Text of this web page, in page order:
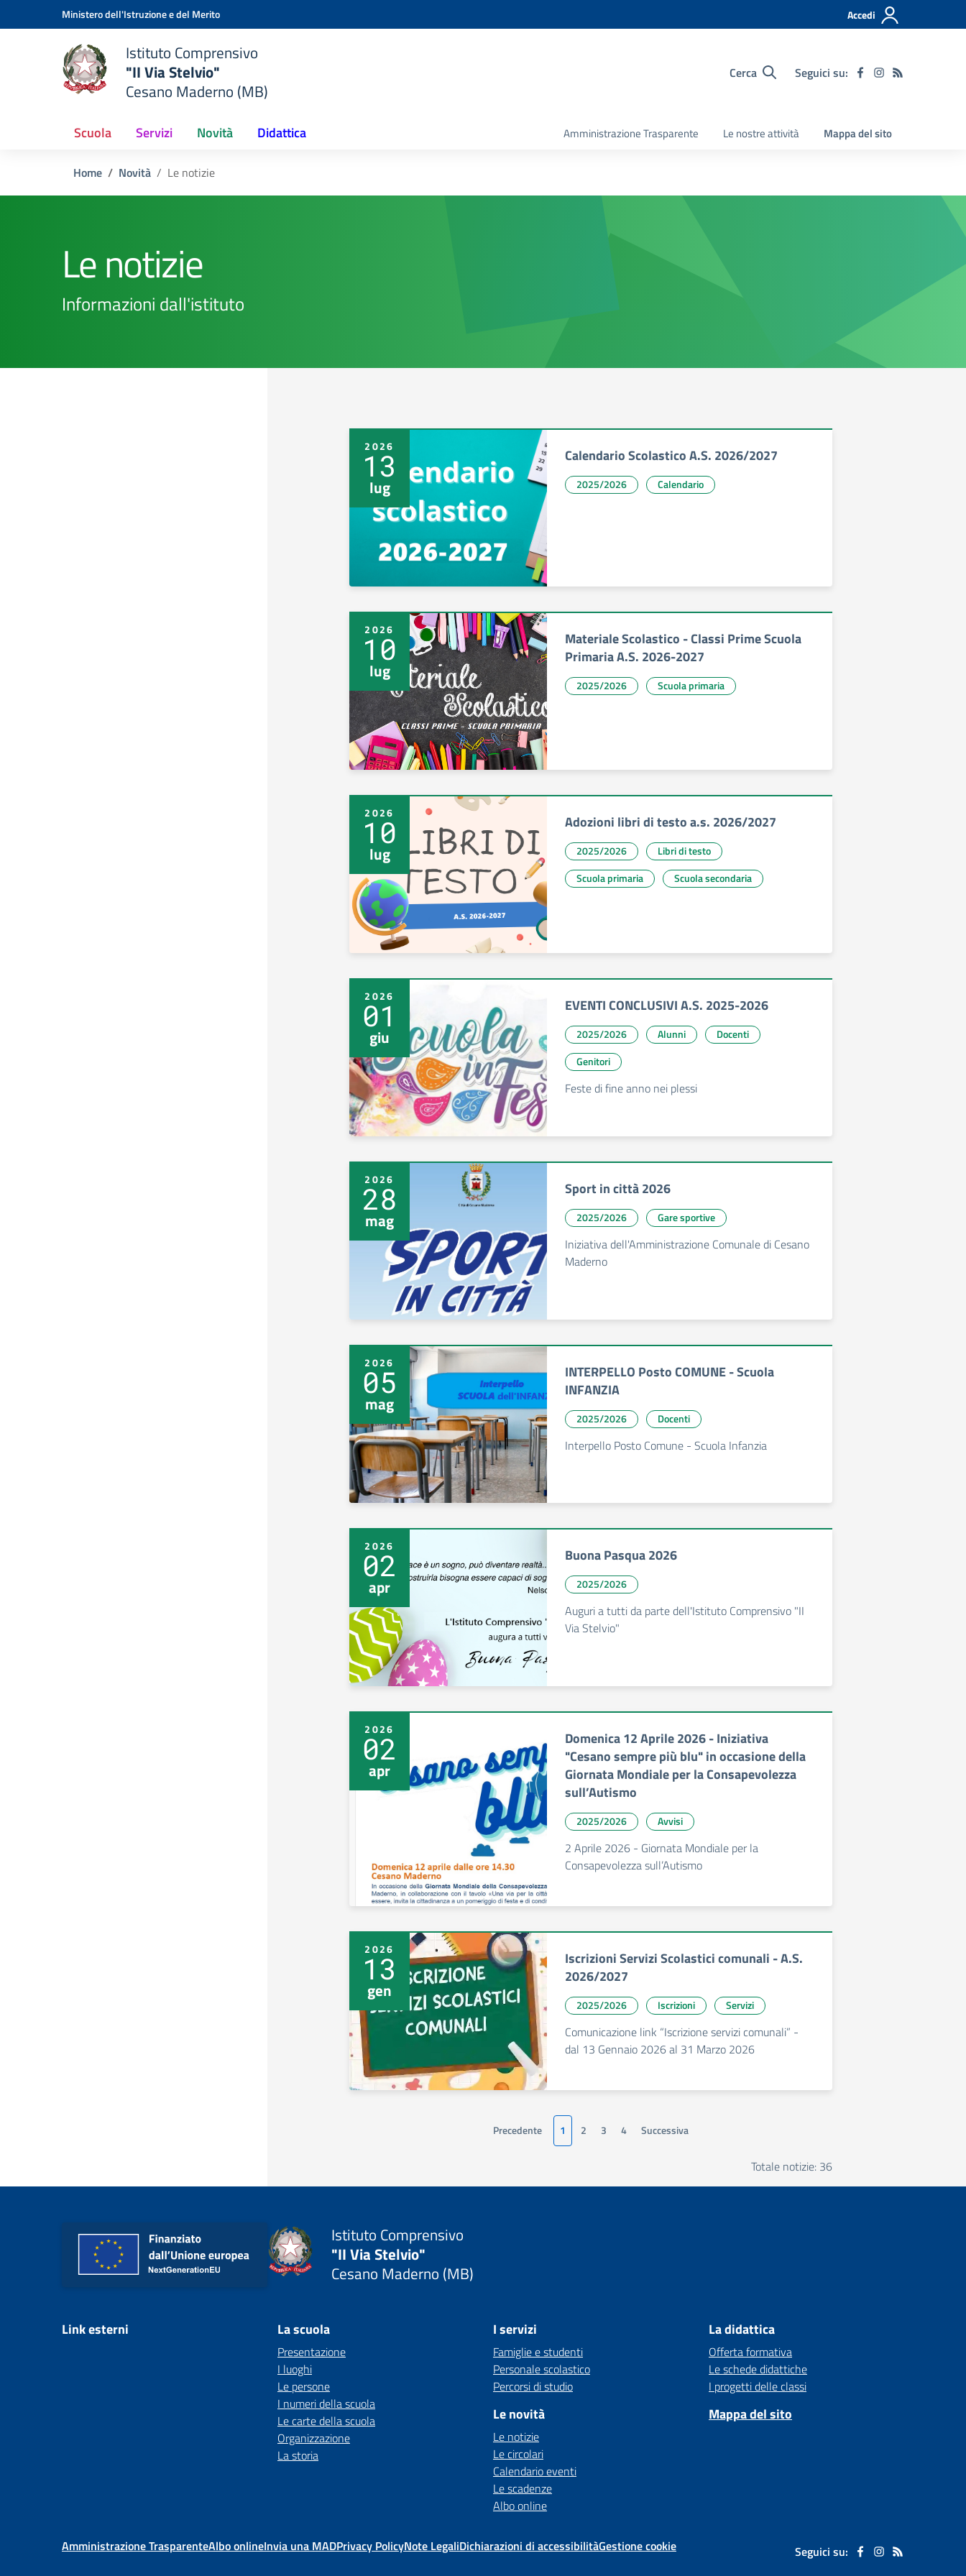
Vai ai contenuti
Vai al menu di navigazioneMinistero dell'Istruzione e del Merito Accedi
Istituto Comprensivo
"II Via Stelvio"
Cesano Maderno (MB)
Cerca Seguici su:
Scuola Servizi Novità Didattica Amministrazione Trasparente Le nostre attività Mappa del sito
Home Novità Le notizie
Le notizie
Informazioni dall'istituto
2026
13
lug
Calendario Scolastico A.S. 2026/2027
2025/2026 Calendario
2026
10
lug
Materiale Scolastico - Classi Prime Scuola
Primaria A.S. 2026-2027
2025/2026 Scuola primaria
2026
10
lug
Adozioni libri di testo a.s. 2026/2027
2025/2026
Libri di testo
Scuola primaria
Scuola secondaria
2026
01
giu
EVENTI CONCLUSIVI A.S. 2025-2026
2025/2026 Alunni
Docenti
Genitori
Feste di fine anno nei plessi
2026
28
mag
Sport in città 2026
2025/2026 Gare sportive
Iniziativa dell'Amministrazione Comunale di Cesano
Maderno
2026
05
mag
INTERPELLO Posto COMUNE - Scuola
INFANZIA
2025/2026 Docenti
Interpello Posto Comune - Scuola Infanzia
2026
02
apr
Buona Pasqua 2026
2025/2026
Auguri a tutti da parte dell'Istituto Comprensivo "II
Via Stelvio"
2026
02
apr
Domenica 12 Aprile 2026 - Iniziativa
"Cesano sempre più blu" in occasione della
Giornata Mondiale per la Consapevolezza
sull’Autismo
2025/2026 Avvisi
2 Aprile 2026 - Giornata Mondiale per la
Consapevolezza sull’Autismo
2026
13
gen
Iscrizioni Servizi Scolastici comunali - A.S.
2026/2027
2025/2026 Iscrizioni Servizi
Comunicazione link “Iscrizione servizi comunali” -
dal 13 Gennaio 2026 al 31 Marzo 2026
Precedente 1 2 3 4 Successiva
Totale notizie: 36
Istituto Comprensivo
"II Via Stelvio"
Cesano Maderno (MB)
Link esterni La scuola
Presentazione
I luoghi
Le persone
I numeri della scuola
Le carte della scuola
Organizzazione
La storia
I servizi
Famiglie e studenti
Personale scolastico
Percorsi di studio
Le novità
Le notizie
Le circolari
Calendario eventi
Le scadenze
Albo online
La didattica
Offerta formativa
Le schede didattiche
I progetti delle classi
Mappa del sito
Amministrazione TrasparenteAlbo onlineInvia una MADPrivacy PolicyNote LegaliDichiarazioni di accessibilitàGestione cookie Seguici su: